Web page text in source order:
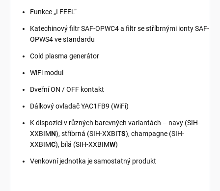
Funkce „I FEEL“
Katechinový filtr SAF-OPWC4 a filtr se stříbrnými ionty SAF-
OPWS4 ve standardu
Cold plasma generátor
WiFi modul
Dveřní ON / OFF kontakt
Dálkový ovladač YAC1FB9 (WiFi)
K dispozici v různých barevných variantách – navy (SIH-
XXBIMN), stříbrná (SIH-XXBITS), champagne (SIH-
XXBIMC), bílá (SIH-XXBIMW)
Venkovní jednotka je samostatný produkt